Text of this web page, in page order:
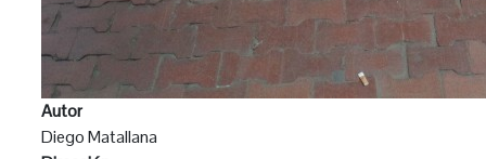
Autor
Diego Matallana